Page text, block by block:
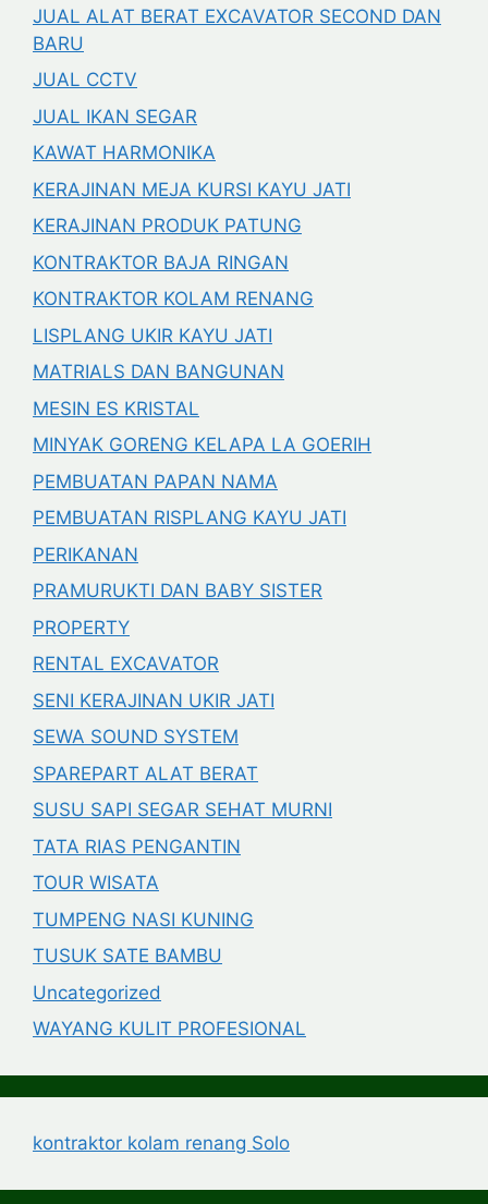
JUAL ALAT BERAT EXCAVATOR SECOND DAN
BARU
JUAL CCTV
JUAL IKAN SEGAR
KAWAT HARMONIKA
KERAJINAN MEJA KURSI KAYU JATI
KERAJINAN PRODUK PATUNG
KONTRAKTOR BAJA RINGAN
KONTRAKTOR KOLAM RENANG
LISPLANG UKIR KAYU JATI
MATRIALS DAN BANGUNAN
MESIN ES KRISTAL
MINYAK GORENG KELAPA LA GOERIH
PEMBUATAN PAPAN NAMA
PEMBUATAN RISPLANG KAYU JATI
PERIKANAN
PRAMURUKTI DAN BABY SISTER
PROPERTY
RENTAL EXCAVATOR
SENI KERAJINAN UKIR JATI
SEWA SOUND SYSTEM
SPAREPART ALAT BERAT
SUSU SAPI SEGAR SEHAT MURNI
TATA RIAS PENGANTIN
TOUR WISATA
TUMPENG NASI KUNING
TUSUK SATE BAMBU
Uncategorized
WAYANG KULIT PROFESIONAL
kontraktor kolam renang Solo